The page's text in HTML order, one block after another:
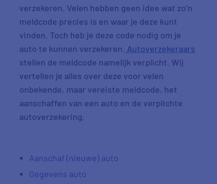
verzekeren. Velen hebben geen idee wat zo’n
meldcode precies is en waar je deze kunt
vinden. Toch heb je deze code nodig om je
auto te kunnen verzekeren. Autoverzekeraars
stellen de meldcode namelijk verplicht. Wij
vertellen je alles over deze voor velen
onbekende, maar vereiste meldcode, het
aanschaffen van een auto en de verplichte
autoverzekering.
Aanschaf (nieuwe) auto
Gegevens auto